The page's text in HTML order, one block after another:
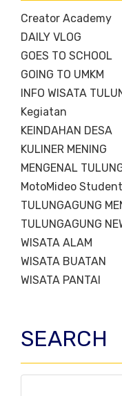
Creator Academy
DAILY VLOG
GOES TO SCHOOL
GOING TO UMKM
INFO WISATA
Kegiatan
KEINDAHAN DESA
KULINER MENING
MENGENAL
MotoMideo
TULUNGAGUNG
TULUNGAGUNG
WISATA ALAM
WISATA BUATAN
WISATA PANTAI
SEARCH